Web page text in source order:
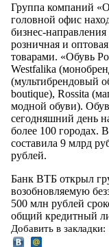
Группа компаний
головной офис
бизнес-
розничная и
товарами. «Обувь
Westfalika
(мультибрендовый
boutique), Rossita
модной обуви).
сегодняшний день
более 100 городах.
составила 9 млрд
рублей.
Банк ВТБ открыл
возобновляемую
500 млн рублей
общий кредитный
Добавить в закладки: